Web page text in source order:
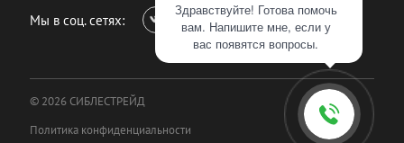
Здравствуйте! Готова помочь
вам. Напишите мне, если у
вас появятся вопросы.
Мы в соц. сетях:
© 2026 СИБЛЕСТРЕЙД
Политика конфиденциальности